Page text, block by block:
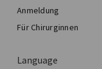
Anmeldung
Für Chirurginnen
Language